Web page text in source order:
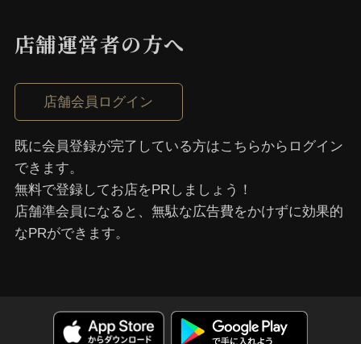
店舗運営者の⽅へ
店舗会員ログイン
既に会員登録が完了している⽅はこちらからログイン
できます。
無料で登録してお店をPRしましょう！
店舗準会員になると、無駄な広告費をかけずに効果的
なPRができます。